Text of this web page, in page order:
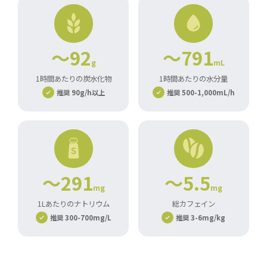
～92g
1時間あたりの炭水化物
推奨 90g/h以上
～791mL
1時間あたりの水分量
推奨 500-1,000mL/h
～291mg
1Lあたりのナトリウム
推奨 300-700mg/L
～5.5mg
総カフェイン
推奨 3-6mg/kg